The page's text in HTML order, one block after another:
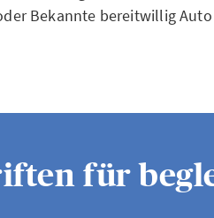
Bekannte bereitwillig
für